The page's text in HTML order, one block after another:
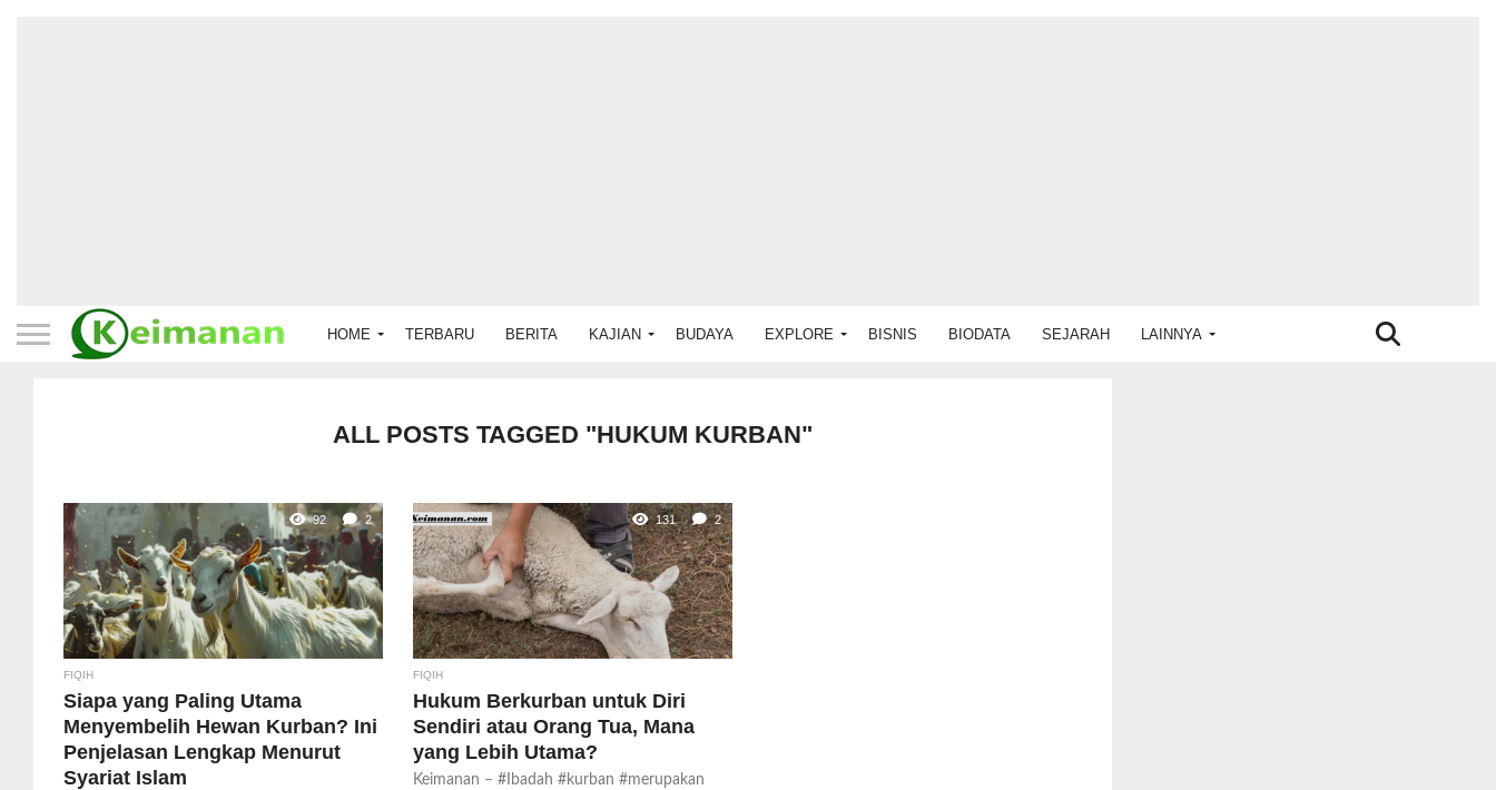
HOME TERBARU BERITA KAJIAN BUDAYA EXPLORE BISNIS BIODATA SEJARAH LAINNYA
ALL POSTS TAGGED "HUKUM KURBAN"
92 2
FIQIH
Siapa yang Paling Utama
Menyembelih Hewan Kurban? Ini
Penjelasan Lengkap Menurut
Syariat Islam
131 2
FIQIH
Hukum Berkurban untuk Diri
Sendiri atau Orang Tua, Mana
yang Lebih Utama?
Keimanan – #Ibadah #kurban #merupakan